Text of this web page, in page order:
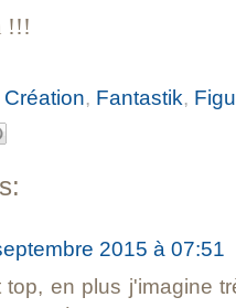
!!!
Création, Fantastik,
2015 à 07:51
top, en plus j'imagine